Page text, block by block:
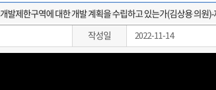
개발제한구역에 대한 개발 계획을 수립하고 있는가(김상용 의원
작성일 2022-11-14